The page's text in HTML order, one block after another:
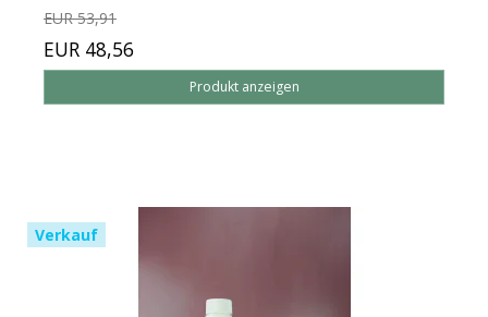
EUR 53,91
EUR 48,56
Produkt anzeigen
Verkauf